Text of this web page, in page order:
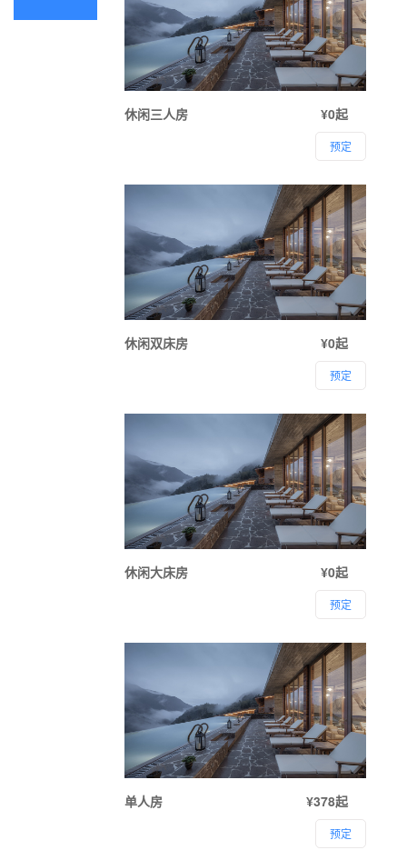
休闲三人房 ¥0起
预定
休闲双床房 ¥0起
预定
休闲大床房 ¥0起
预定
单人房 ¥378起
预定